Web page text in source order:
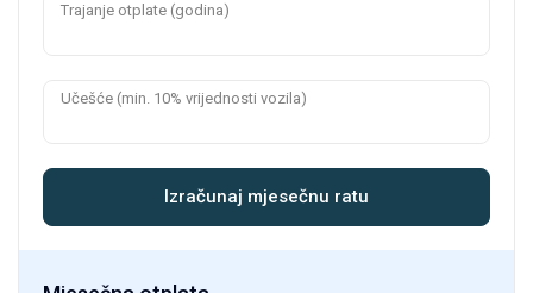
Trajanje otplate (godina)
Učešće (min. 10% vrijednosti vozila)
Izračunaj mjesečnu ratu